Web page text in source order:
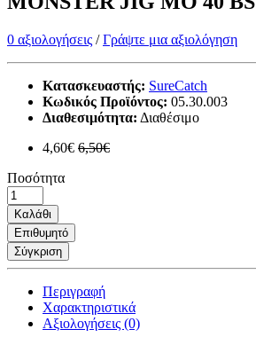
0 αξιολογήσεις /Γράψτε μια αξιολόγηση
Κατασκευαστής: SureCatch
Κωδικός Προϊόντος: 05.30.003
Διαθεσιμότητα: Διαθέσιμο
4,60€ 6,50€
Ποσότητα
Καλάθι
Επιθυμητό
Σύγκριση
Περιγραφή
Χαρακτηριστικά
Αξιολογήσεις (0)